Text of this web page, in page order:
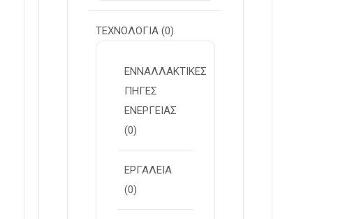
ΤΕΧΝΟΛΟΓΙΑ (0)
ΕΝΝΑΛΛΑΚΤΙΚΕΣ
ΠΗΓΕΣ
ΕΝΕΡΓΕΙΑΣ
(0)
ΕΡΓΑΛΕΙΑ
(0)